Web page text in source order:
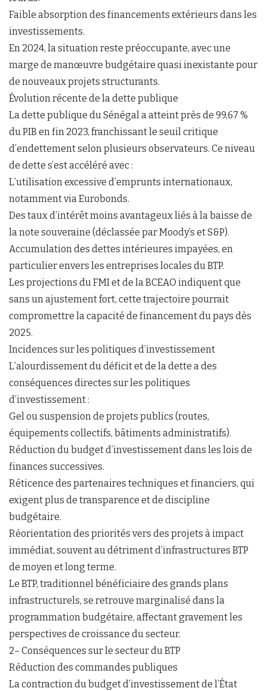
Faible absorption des financements extérieurs dans les
investissements.
En 2024, la situation reste préoccupante, avec une
marge de manœuvre budgétaire quasi inexistante pour
de nouveaux projets structurants.
Évolution récente de la dette publique
La dette publique du Sénégal a atteint près de 99,67 %
du PIB en fin 2023, franchissant le seuil critique
d’endettement selon plusieurs observateurs. Ce niveau
de dette s’est accéléré avec :
L’utilisation excessive d’emprunts internationaux,
notamment via Eurobonds.
Des taux d’intérêt moins avantageux liés à la baisse de
la note souveraine (déclassée par Moody’s et S&P).
Accumulation des dettes intérieures impayées, en
particulier envers les entreprises locales du BTP.
Les projections du FMI et de la BCEAO indiquent que
sans un ajustement fort, cette trajectoire pourrait
compromettre la capacité de financement du pays dès
2025.
Incidences sur les politiques d’investissement
L’alourdissement du déficit et de la dette a des
conséquences directes sur les politiques
d’investissement :
Gel ou suspension de projets publics (routes,
équipements collectifs, bâtiments administratifs).
Réduction du budget d’investissement dans les lois de
finances successives.
Réticence des partenaires techniques et financiers, qui
exigent plus de transparence et de discipline
budgétaire.
Réorientation des priorités vers des projets à impact
immédiat, souvent au détriment d’infrastructures BTP
de moyen et long terme.
Le BTP, traditionnel bénéficiaire des grands plans
infrastructurels, se retrouve marginalisé dans la
programmation budgétaire, affectant gravement les
perspectives de croissance du secteur.
2– Conséquences sur le secteur du BTP
Réduction des commandes publiques
La contraction du budget d’investissement de l’État